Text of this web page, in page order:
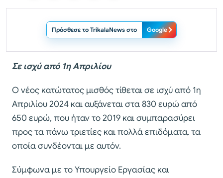
Πρόσθεσε το TrikalaNews στο Google
Σε ισχύ από 1η Απριλίου
Ο νέος κατώτατος μισθός τίθεται σε ισχύ από 1η
Απριλίου 2024 και αυξάνεται στα 830 ευρώ από
650 ευρώ, που ήταν το 2019 και συμπαρασύρει
προς τα πάνω τριετίες και πολλά επιδόματα, τα
οποία συνδέονται με αυτόν.
Σύμφωνα με το Υπουργείο Εργασίας και